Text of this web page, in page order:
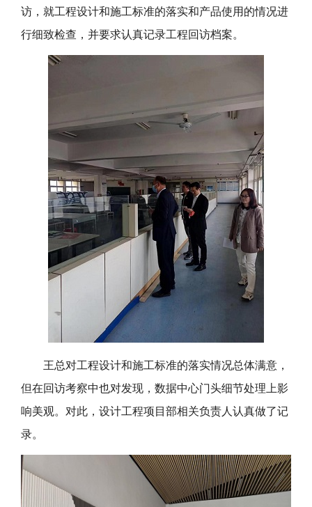
访，就工程设计和施工标准的落实和产品使用的情况进
行细致检查，并要求认真记录工程回访档案。
王总对工程设计和施工标准的落实情况总体满意，
但在回访考察中也对发现，数据中心门头细节处理上影
响美观。对此，设计工程项目部相关负责人认真做了记
录。